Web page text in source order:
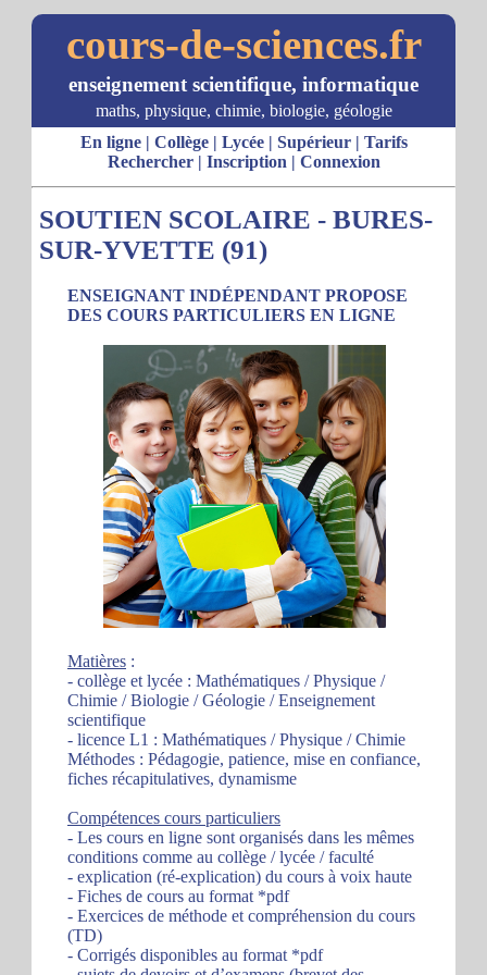
cours-de-sciences.fr
enseignement scientifique, informatique
maths, physique, chimie, biologie, géologie
En ligne| Collège| Lycée| Supérieur| Tarifs
Rechercher| Inscription | Connexion
SOUTIEN SCOLAIRE - BURES-
SUR-YVETTE (91)
ENSEIGNANT INDÉPENDANT PROPOSE
DES COURS PARTICULIERS EN LIGNE
Matières :
- collège et lycée : Mathématiques / Physique /
Chimie / Biologie / Géologie / Enseignement
scientifique
- licence L1 : Mathématiques / Physique / Chimie
Méthodes : Pédagogie, patience, mise en confiance,
fiches récapitulatives, dynamisme
Compétences cours particuliers
- Les cours en ligne sont organisés dans les mêmes
conditions comme au collège / lycée / faculté
- explication (ré-explication) du cours à voix haute
- Fiches de cours au format *pdf
- Exercices de méthode et compréhension du cours
(TD)
- Corrigés disponibles au format *pdf